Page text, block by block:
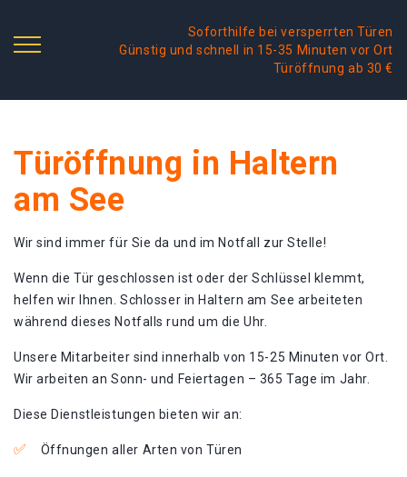
Soforthilfe bei versperrten Türen
Günstig und schnell in 15-35 Minuten vor Ort
Türöffnung ab 30 €
Türöffnung in Haltern
am See
Wir sind immer für Sie da und im Notfall zur Stelle!
Wenn die Tür geschlossen ist oder der Schlüssel klemmt,
helfen wir Ihnen. Schlosser in Haltern am See arbeiteten
während dieses Notfalls rund um die Uhr.
Unsere Mitarbeiter sind innerhalb von 15-25 Minuten vor Ort.
Wir arbeiten an Sonn- und Feiertagen – 365 Tage im Jahr.
Diese Dienstleistungen bieten wir an:
Öffnungen aller Arten von Türen